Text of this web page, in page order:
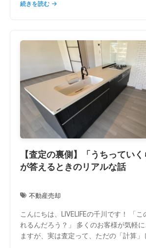
続きを読む
【査定の裏側】「うちってい
が答えるときのリアルな話
不動産売却
こんにちは、LIVELIFEの千川です！ 「
れるんだろう？」 多くのお客様が気軽
ますが、実は査定って、ただの「計算」